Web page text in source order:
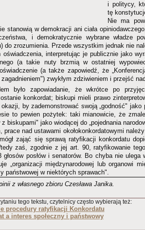
i politycy,
tę
Nie ma
stanowią w demokracji ani ciała
i demokratycznie wybrane władze
do zrozumienia. Przede wszystkim jednak nie
interpretując je publicznie jako
(a takie nuty brzmią w ostatniej
(a także zapowiedź, że
zwykłym zdziwieniem i przejść
było zapowiadanie, że wkrótce po
konkordat; biskupi mieli prawo
by zademonstrować swoją „godność" jako
to pewien pożytek: taki mianowicie, że
z biskupami" jako wiodącej do „pojednania
prace nad ustawami okołokonkordatowymi
zająć się sprawą ratyfikacji konkordatu
zaś, zgodnie z jej art. 90, ratyfikowanie
głosów posłów i senatorów. Bo chyba nie
„organizacji międzynarodowej lub organowi
państwowej w niektórych sprawach".
z własnego zbioru Czesława Janika.
tego tekstu, czytelnicy często wybierają też:
procedury ratyfikacji Konkordatu
a interes społeczny i państwowy